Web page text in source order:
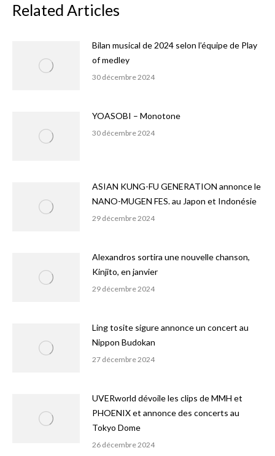
Related Articles
Bilan musical de 2024 selon l’équipe de Play
of medley
30 décembre 2024
YOASOBI – Monotone
30 décembre 2024
ASIAN KUNG-FU GENERATION annonce le
NANO-MUGEN FES. au Japon et Indonésie
29 décembre 2024
Alexandros sortira une nouvelle chanson,
Kinjito, en janvier
29 décembre 2024
Ling tosite sigure annonce un concert au
Nippon Budokan
27 décembre 2024
UVERworld dévoile les clips de MMH et
PHOENIX et annonce des concerts au
Tokyo Dome
26 décembre 2024